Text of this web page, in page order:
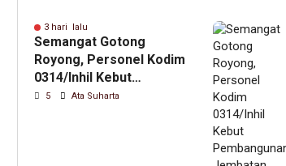
3 hari lalu
Semangat Gotong
Royong, Personel Kodim
0314/Inhil Kebut
Pembangunan Jembatan
5 Ata Suharta